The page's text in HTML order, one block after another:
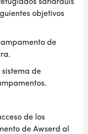
saharauis
objetivos
de
de
de los
de Awserd al